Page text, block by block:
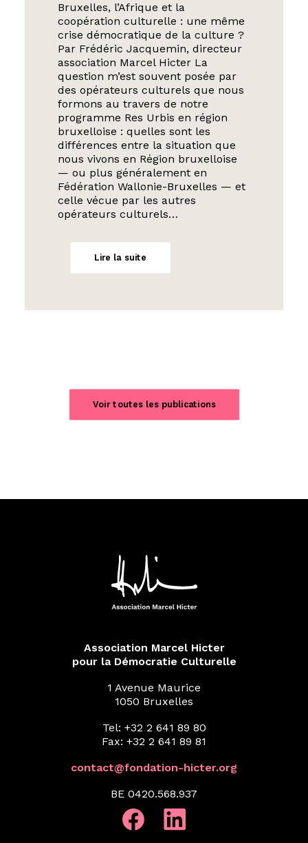
Bruxelles, l’Afrique et la
coopération culturelle : une même
crise démocratique de la culture ?
Par Frédéric Jacquemin, directeur
association Marcel Hicter La
question m’est souvent posée par
des opérateurs culturels que nous
formons au travers de notre
programme Res Urbis en région
bruxelloise : quelles sont les
différences entre la situation que
nous vivons en Région bruxelloise
— ou plus généralement en
Fédération Wallonie-Bruxelles — et
celle vécue par les autres
opérateurs culturels…
Lire la suite
Voir toutes les publications
Association Marcel Hicter
pour la Démocratie Culturelle
1 Avenue Maurice
1050 Bruxelles
Tel: +32 2 641 89 80
Fax: +32 2 641 89 81
contact@fondation-hicter.org
BE 0420.568.937